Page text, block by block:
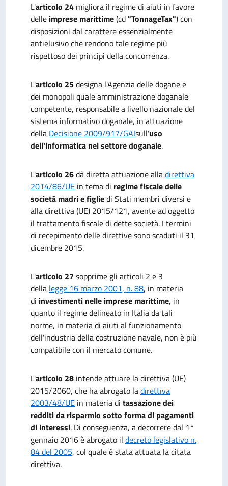
L'articolo 24 migliora il regime di aiuti in favore
delle imprese marittime(cd"TonnageTax") con
disposizioni dal carattere essenzialmente
antielusivo che rendono tale regime più
rispettoso dei principi della concorrenza.
L'articolo 25designa l'Agenzia delle dogane e
dei monopoli quale amministrazione doganale
competente, responsabile a livello nazionale del
sistema informativo doganale, in attuazione
della Decisione 2009/917/GAIsull'uso
dell'informatica nel settore doganale.
L'articolo 26dà diretta attuazione alladirettiva
2014/86/UE in tema di regime fiscale delle
società madri e figliedi Stati membri diversi e
alla direttiva (UE) 2015/121, avente ad oggetto
il trattamento fiscale di dette società. I termini
di recepimento delle direttive sono scaduti il 31
dicembre 2015.
L'articolo 27 sopprime gli articoli 2 e 3
della legge 16 marzo 2001, n. 88, in materia
di investimenti nelle imprese marittime, in
quanto il regime delineato in Italia da tali
norme, in materia di aiuti al funzionamento
dell'industria della costruzione navale, non è più
compatibile con il mercato comune.
L'articolo 28 intende attuare la direttiva (UE)
2015/2060, che ha abrogato ladirettiva
2003/48/UE in materia di tassazione dei
redditi da risparmio sotto forma di pagamenti
di interessi. Di conseguenza, a decorrere dal 1°
gennaio 2016 è abrogato il decreto legislativo n.
84 del 2005, col quale è stata attuata la citata
direttiva.